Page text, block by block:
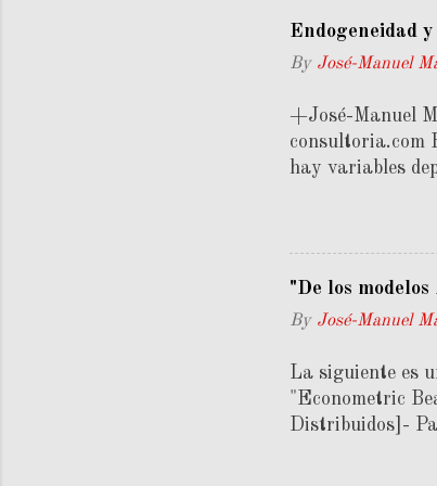
perspectiva
oferta y
aumentan, lo
Endogeneidad
By José-Manuel
+José-Manuel
consultoria.com
hay variables
llegan al curso
aquella variable
segunda es lo
"De los
By José-Manuel
La siguiente es
"Econometric
Distribuidos]-
"Autoregresivo